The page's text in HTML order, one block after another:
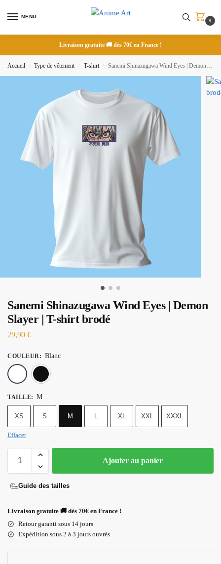
MENU
0
Livraison gratuite 🚚 dès 70€ en France !
Accueil / Type de vêtement / T-shirt / Sanemi Shinazugawa Wind Eyes | Demon Slayer | T-shirt brodé
Sanemi Shinazugawa Wind Eyes | Demon
Slayer | T-shirt brodé
29,90 €
COULEUR : Blanc
TAILLE: M
XS S M L XL XXL XXXL
Effacer
Ajouter au panier
Guide des tailles
Livraison gratuite 🚚 dès 70€ en France !
Retour garanti sous 14 jours
Expédition sous 2 à 3 jours ouvrés